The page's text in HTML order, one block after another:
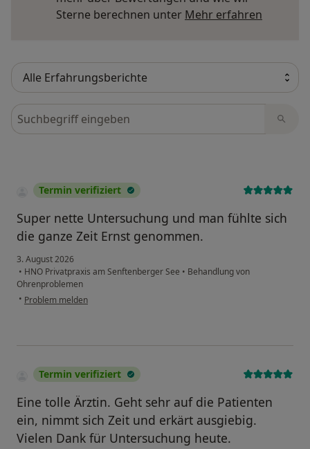
Sterne berechnen unter Mehr erfahren
Bewertungen durchsuchen
Termin verifiziert
Super nette Untersuchung und man fühlte sich
die ganze Zeit Ernst genommen.
3. August 2026
• HNO Privatpraxis am Senftenberger See • Behandlung von
Ohrenproblemen
• Problem melden
Termin verifiziert
Eine tolle Ärztin. Geht sehr auf die Patienten
ein, nimmt sich Zeit und erkärt ausgiebig.
Vielen Dank für Untersuchung heute.